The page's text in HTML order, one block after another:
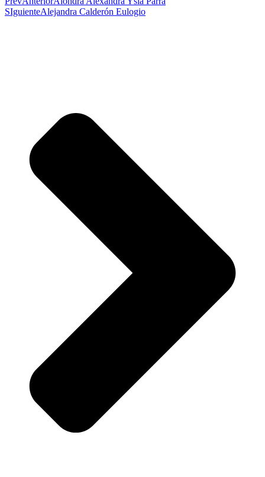
SIguienteAlejandra Calderón Eulogio